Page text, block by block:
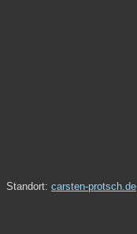
Standort: carsten-protsch.de